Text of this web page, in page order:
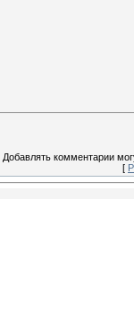
Добавлять комментарии
[